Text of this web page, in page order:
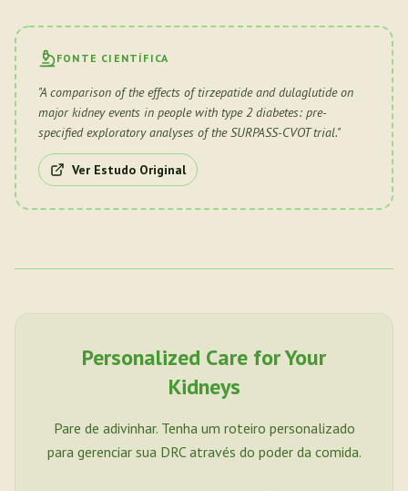
FONTE CIENTÍFICA
"A comparison of the effects of tirzepatide and dulaglutide on
major kidney events in people with type 2 diabetes: pre-
specified exploratory analyses of the SURPASS-CVOT trial."
Ver Estudo Original
Personalized Care for Your
Kidneys
Pare de adivinhar. Tenha um roteiro personalizado
para gerenciar sua DRC através do poder da comida.